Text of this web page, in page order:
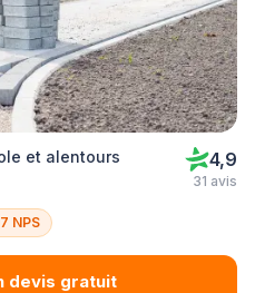
et alentours 4,9
31 avis
NPS
devis gratuit